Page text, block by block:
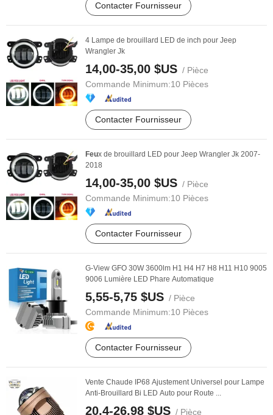
Contacter Fournisseur
4 Lampe de brouillard LED de inch pour Jeep
Wrangler Jk
14,00-35,00 $US / Pièce
Commande Minimum:10 Pièces
Contacter Fournisseur
Feux de brouillard LED pour Jeep Wrangler Jk 2007-
2018
14,00-35,00 $US / Pièce
Commande Minimum:10 Pièces
Contacter Fournisseur
G-View GFO 30W 3600lm H1 H4 H7 H8 H11 H10 9005
9006 Lumière LED Phare Automatique
5,55-5,75 $US / Pièce
Commande Minimum:10 Pièces
Contacter Fournisseur
Vente Chaude IP68 Ajustement Universel pour Lampe
Anti-Brouillard Bi LED Auto pour Route ...
20,4-26,98 $US / Pièce